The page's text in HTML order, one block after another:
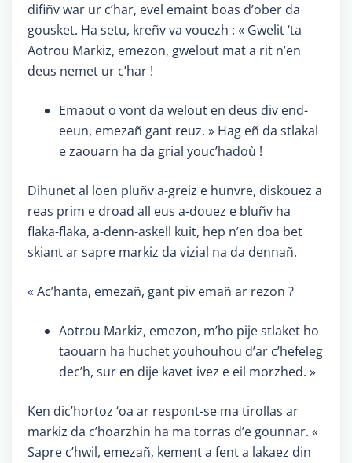
difiñv war ur c’har, evel emaint boas d’ober da
gousket. Ha setu, kreñv va vouezh : « Gwelit ‘ta
Aotrou Markiz, emezon, gwelout mat a rit n’en
deus nemet ur c’har !
Emaout o vont da welout en deus div end-
eeun, emezañ gant reuz. » Hag eñ da stlakal
e zaouarn ha da grial youc’hadoù !
Dihunet al loen pluñv a-greiz e hunvre, diskouez a
reas prim e droad all eus a-douez e bluñv ha
flaka-flaka, a-denn-askell kuit, hep n’en doa bet
skiant ar sapre markiz da vizial na da dennañ.
« Ac’hanta, emezañ, gant piv emañ ar rezon ?
Aotrou Markiz, emezon, m’ho pije stlaket ho
taouarn ha huchet youhouhou d’ar c’hefeleg
dec’h, sur en dije kavet ivez e eil morzhed. »
Ken dic’hortoz ‘oa ar respont-se ma tirollas ar
markiz da c’hoarzhin ha ma torras d’e gounnar. «
Sapre c’hwil, emezañ, kement a fent a lakaez din